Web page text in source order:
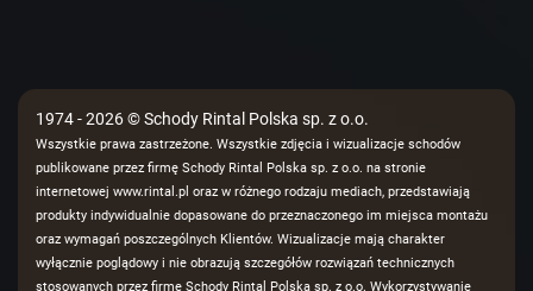
1974 - 2026 © Schody Rintal Polska sp. z o.o.
Wszystkie prawa zastrzeżone. Wszystkie zdjęcia i wizualizacje schodów
publikowane przez firmę Schody Rintal Polska sp. z o.o. na stronie
internetowej www.rintal.pl oraz w różnego rodzaju mediach, przedstawiają
produkty indywidualnie dopasowane do przeznaczonego im miejsca montażu
oraz wymagań poszczególnych Klientów. Wizualizacje mają charakter
wyłącznie poglądowy i nie obrazują szczegółów rozwiązań technicznych
stosowanych przez firmę Schody Rintal Polska sp. z o.o. Wykorzystywanie